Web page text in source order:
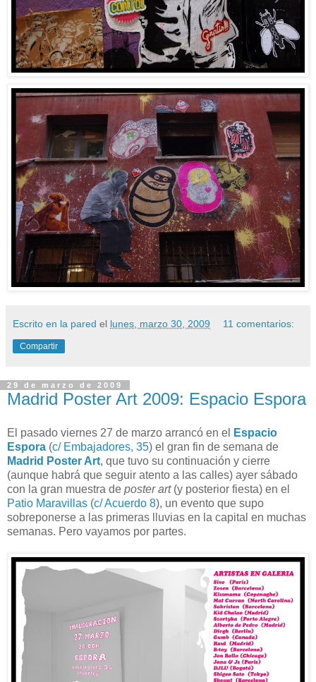
Escrito en la pared el lunes, marzo 30, 2009 11 comentarios:
Compartir
29 de marzo de 2009
Madrid Poster Art 2009: Espacio Espora
El pasado viernes 27 de marzo arrancó en el
Espacio
Espora (c/ Embajadores, 35) el gran fin de semana de
Madrid Poster Art, que tuvo su continuación y cierre
(aunque habrá que seguir atento a las calles) ayer sábado
con la gran muestra de poster art(y posterior fiesta) en el
Patio Maravillas (c/ Acuerdo 8), un evento que supo
sobreponerse a las primeras lluvias en la capital en muchas
semanas. Pero vayamos por partes.